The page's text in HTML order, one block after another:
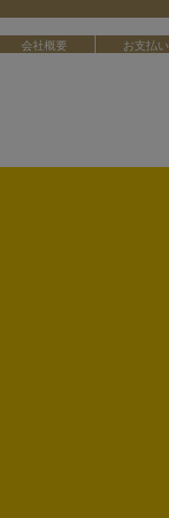
会社概要 お支払い